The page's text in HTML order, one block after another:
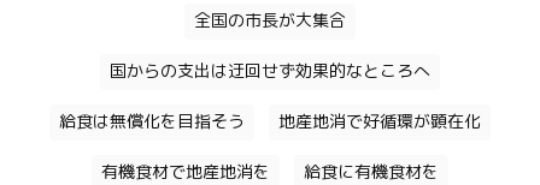
全国の市長が大集合
国からの支出は迂回せず効果的なところへ
給食は無償化を目指そう 地産地消で好循環が顕在化
有機食材で地産地消を 給食に有機食材を